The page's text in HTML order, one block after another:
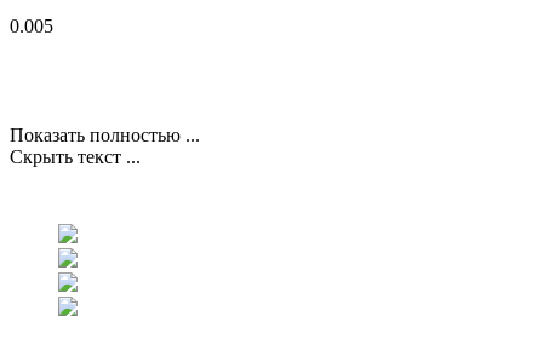
0.005
Показать полностью ...
Скрыть текст ...